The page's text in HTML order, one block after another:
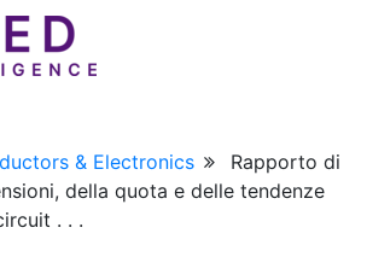
& Electronics
Rapporto di
della quota e delle tendenze
. . .